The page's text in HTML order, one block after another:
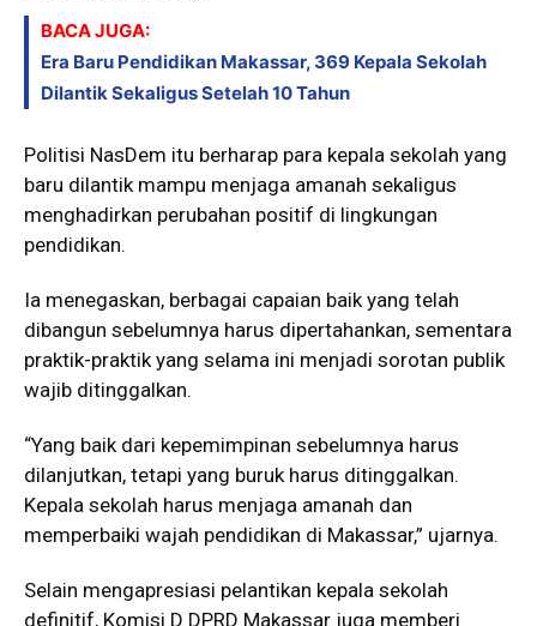
BACA JUGA:
Era Baru Pendidikan Makassar, 369 Kepala Sekolah
Dilantik Sekaligus Setelah 10 Tahun
Politisi NasDem itu berharap para kepala sekolah yang
baru dilantik mampu menjaga amanah sekaligus
menghadirkan perubahan positif di lingkungan
pendidikan.
Ia menegaskan, berbagai capaian baik yang telah
dibangun sebelumnya harus dipertahankan, sementara
praktik-praktik yang selama ini menjadi sorotan publik
wajib ditinggalkan.
“Yang baik dari kepemimpinan sebelumnya harus
dilanjutkan, tetapi yang buruk harus ditinggalkan.
Kepala sekolah harus menjaga amanah dan
memperbaiki wajah pendidikan di Makassar,” ujarnya.
Selain mengapresiasi pelantikan kepala sekolah
definitif, Komisi D DPRD Makassar juga memberi